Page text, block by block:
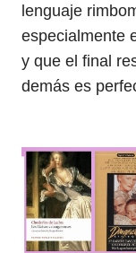
lenguaje
especialmente
y que el final
demás es